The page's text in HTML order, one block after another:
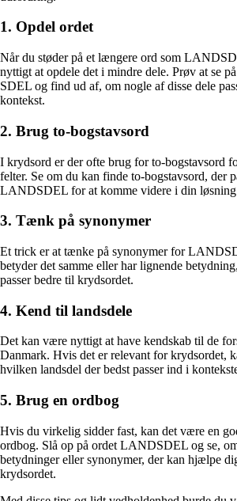
1. Opdel ordet
Når du støder på et længere ord som
nyttigt at opdele det i mindre dele. Prøv at se
SDEL og find ud af, om nogle af disse dele
kontekst.
2. Brug to-bogstavsord
I krydsord er der ofte brug for to-bogstavsord
felter. Se om du kan finde to-bogstavsord, der
LANDSDEL for at komme videre i din
3. Tænk på synonymer
Et trick er at tænke på synonymer for
betyder det samme eller har lignende
passer bedre til krydsordet.
4. Kend til landsdele
Det kan være nyttigt at have kendskab til de
Danmark. Hvis det er relevant for krydsordet,
hvilken landsdel der bedst passer ind i
5. Brug en ordbog
Hvis du virkelig sidder fast, kan det være en
ordbog. Slå op på ordet LANDSDEL og se,
betydninger eller synonymer, der kan hjælpe
krydsordet.